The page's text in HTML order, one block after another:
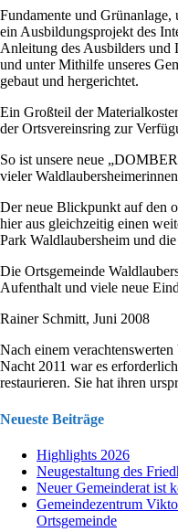
Fundamente und
ein Ausbildungsprojekt des
Anleitung des Ausbilders und
und unter Mithilfe unseres
gebaut und hergerichtet.
Ein Großteil der
der Ortsvereinsring zur
So ist unsere neue
vieler
Der neue Blickpunkt auf den
hier aus gleichzeitig einen
Park Waldlaubersheim und
Die Ortsgemeinde
Aufenthalt und viele neue
Rainer Schmitt, Juni 2008
Nach einem
Nacht 2011 war es
restaurieren. Sie hat ihren
Neueste Beiträge
Highlights 2026
Neugestaltung des
Neuer Gemeinderat ist
Gemeindezentrum
Ortsgemeinde